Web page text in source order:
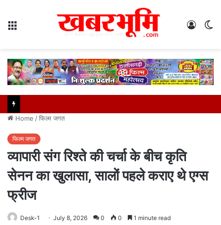
Log
Home /फिल्म जगत
फिल्म जगत
व्यापारी संग रिश्ते की चर्चा के बीच कृति
सेनन का खुलासा, सालों पहले कराए थे एग्स
फ्रीज
Desk-1 July 8, 2026 0 0 1 minute read